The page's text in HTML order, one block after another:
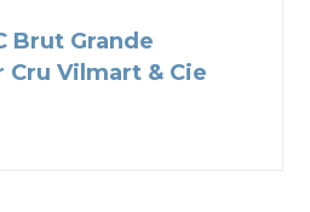
Brut Grande
Cru Vilmart & Cie